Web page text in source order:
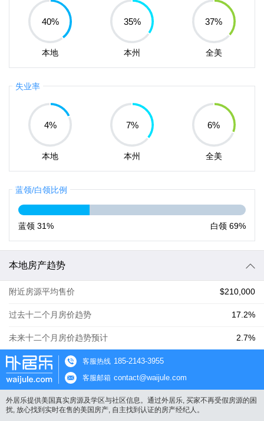
40%
本地
35%
本州
37%
全美
失业率
4%
本地
7%
本州
6%
全美
蓝领/白领比例
蓝领 31% 白领 69%
本地房产趋势
附近房源平均售价 $210,000
过去十二个月房价趋势 17.2%
未来十二个月房价趋势预计 2.7%
客服热线 185-2143-3955
客服邮箱 contact@waijule.com
外居乐提供美国真实房源及学区与社区信息。通过外居乐, 买家不再受假房源的困
扰, 放心找到实时在售的美国房产, 自主找到认证的房产经纪人。